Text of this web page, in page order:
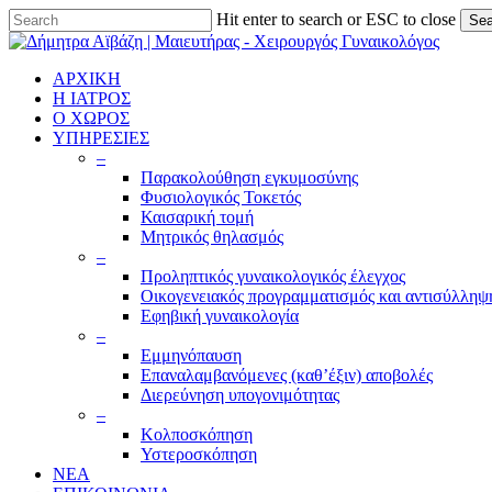
Skip
to
content
Hit enter to search or ESC to close
Close
ΑΡΧΙΚΗ
Η ΙΑΤΡΟΣ
Ο ΧΩΡΟΣ
ΥΠΗΡΕΣΙΕΣ
–
Παρακολούθηση εγκυμοσύνης
Φυσιολογικός Τοκετός
Καισαρική τομή
Μητρικός θηλασμός
–
Προληπτικός γυναικολογικός έλεγχος
Οικογενειακός προγραμματισμός και
Εφηβική γυναικολογία
–
Εμμηνόπαυση
Επαναλαμβανόμενες (καθ’έξιν) αποβολές
Διερεύνηση υπογονιμότητας
–
Κολποσκόπηση
Υστεροσκόπηση
ΝΕΑ